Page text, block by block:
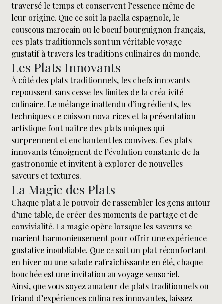
traversé le temps et conservent l’essence même de
leur origine. Que ce soit la paella espagnole, le
couscous marocain ou le boeuf bourguignon français,
ces plats traditionnels sont un véritable voyage
gustatif à travers les traditions culinaires du monde.
Les Plats Innovants
À côté des plats traditionnels, les chefs innovants
repoussent sans cesse les limites de la créativité
culinaire. Le mélange inattendu d’ingrédients, les
techniques de cuisson novatrices et la présentation
artistique font naître des plats uniques qui
surprennent et enchantent les convives. Ces plats
innovants témoignent de l’évolution constante de la
gastronomie et invitent à explorer de nouvelles
saveurs et textures.
La Magie des Plats
Chaque plat a le pouvoir de rassembler les gens autour
d’une table, de créer des moments de partage et de
convivialité. La magie opère lorsque les saveurs se
marient harmonieusement pour offrir une expérience
gustative inoubliable. Que ce soit un plat réconfortant
en hiver ou une salade rafraîchissante en été, chaque
bouchée est une invitation au voyage sensoriel.
Ainsi, que vous soyez amateur de plats traditionnels ou
friand d’expériences culinaires innovantes, laissez-